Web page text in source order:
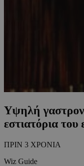
Υψηλή
εστιατόρια
ΠΡΙΝ 3 ΧΡΟΝΙΑ
Wiz Guide